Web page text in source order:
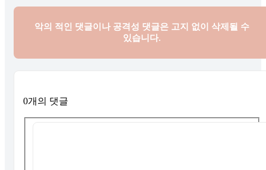
악의 적인 댓글이나 공격성 댓글은 고지 없이 삭제될 수
있습니다.
0개의 댓글